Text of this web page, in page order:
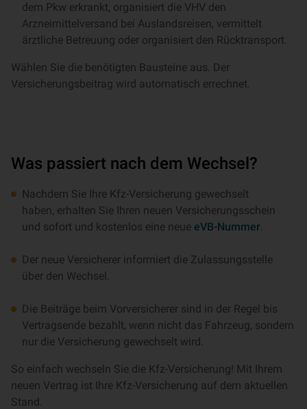
dem Pkw erkrankt, organisiert die VHV den
Arzneimittelversand bei Auslandsreisen, vermittelt
ärztliche Betreuung oder organisiert den Rücktransport.
Wählen Sie die benötigten Bausteine aus. Der
Versicherungsbeitrag wird automatisch errechnet.
Was passiert nach dem Wechsel?
Nachdem Sie Ihre Kfz-Versicherung gewechselt
haben, erhalten Sie Ihren neuen Versicherungsschein
und sofort und kostenlos eine neue eVB-Nummer.
Der neue Versicherer informiert die Zulassungsstelle
über den Wechsel.
Die Beiträge beim Vorversicherer sind in der Regel bis
Vertragsende bezahlt, wenn nicht das Fahrzeug, sondern
nur die Versicherung gewechselt wird.
So einfach wechseln Sie die Kfz-Versicherung! Mit Ihrem
neuen Vertrag ist Ihre Kfz-Versicherung auf dem aktuellen
Stand.